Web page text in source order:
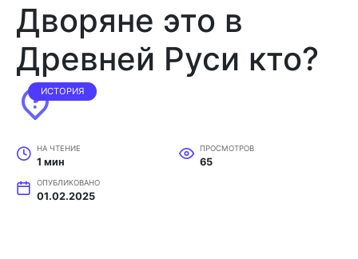
Дворяне это в
Древней Руси кто?
ИСТОРИЯ
НА ЧТЕНИЕ
1 мин
ПРОСМОТРОВ
65
ОПУБЛИКОВАНО
01.02.2025